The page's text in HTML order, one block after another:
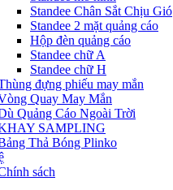
Standee Chân Sắt Chịu Gió
Standee 2 mặt quảng cáo
Hộp đèn quảng cáo
Standee chữ A
Standee chữ H
đựng phiếu may mắn
Quay May Mắn
Quảng Cáo Ngoài Trời
SAMPLING
Thả Bóng Plinko
sách